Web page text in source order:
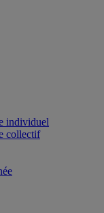
individuel
collectif